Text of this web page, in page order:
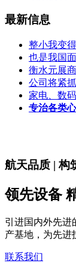
最新信息
整小我变
也是我国
衡水元展
公司将紧
家电、数
专治各类
航天品质 | 构
领先设备
引进国内外先进
产基地，为先进
联系我们